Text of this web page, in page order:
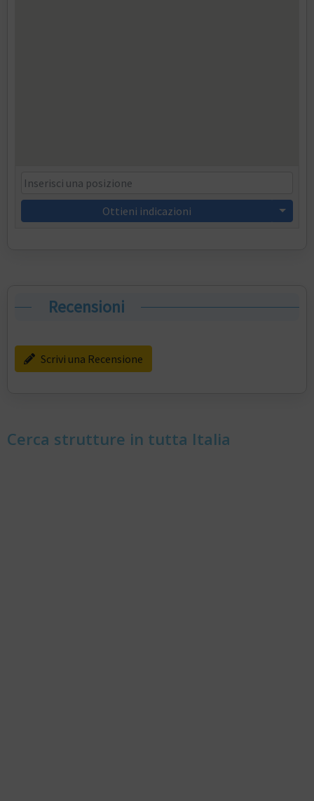
Ottieni indicazioni
Recensioni
Scrivi una Recensione
Cerca strutture in tutta Italia